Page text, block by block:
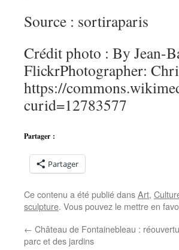
Source : sortiraparis
Crédit photo : By Jean-
FlickrPhotographer:
https://
curid=12783577
Partager :
Partager
Ce contenu a été publié dansArt,
sculpture. Vous pouvez le mettre en
← Château de Fontainebleau :
parc et des jardins